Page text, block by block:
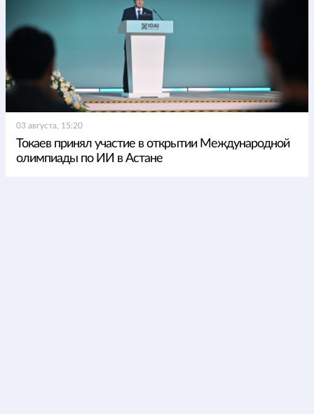
03 августа, 15:20
Токаев принял участие в открытии Международной
олимпиады по ИИ в Астане